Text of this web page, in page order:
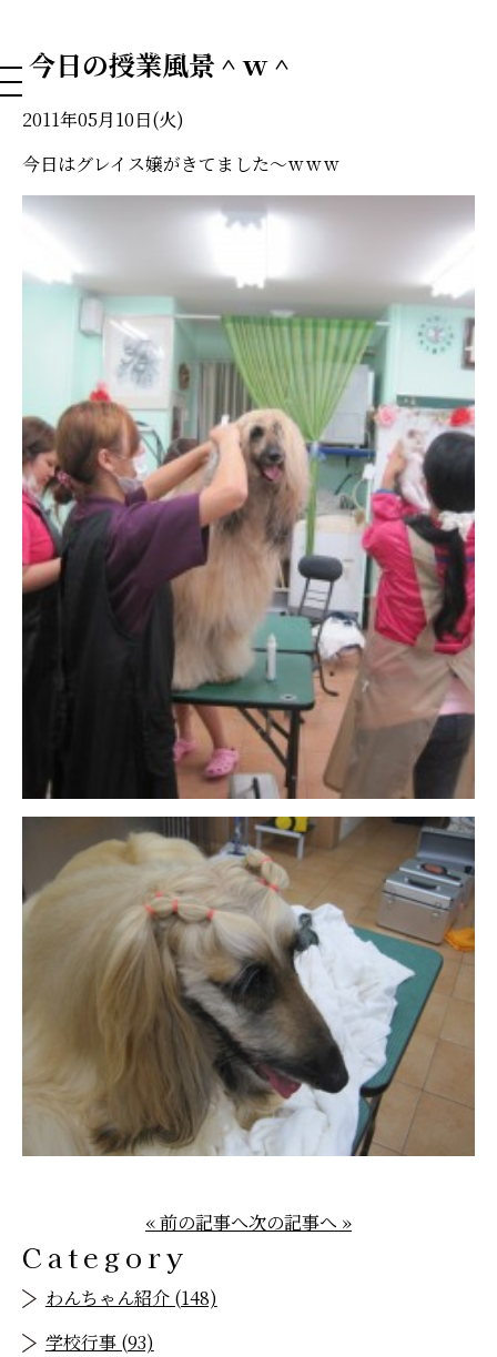
NAHA DOG GROOMING SCHOOL
今日の授業風景＾ｗ＾
2011年05月10日(火)
今日はグレイス嬢がきてました～ｗｗｗ
« 前の記事へ次の記事へ »
Category
わんちゃん紹介 (148)
学校行事 (93)